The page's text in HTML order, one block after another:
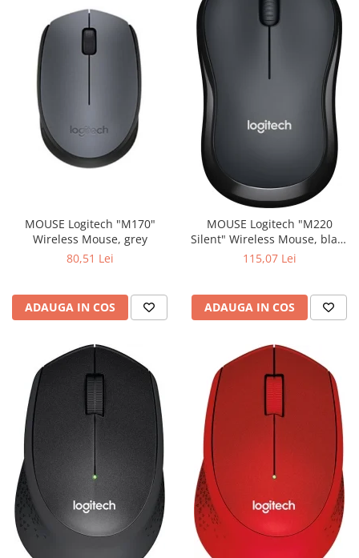
MOUSE Logitech "M170"
Wireless Mouse, grey
80,51 Lei
ADAUGA IN COS
MOUSE Logitech "M220
Silent" Wireless Mouse, black
"910-004878" (include timbru115,07 Lei
ADAUGA IN COS